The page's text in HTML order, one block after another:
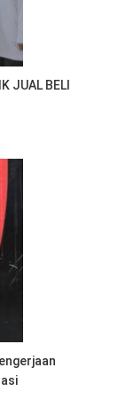
JUAL BELI